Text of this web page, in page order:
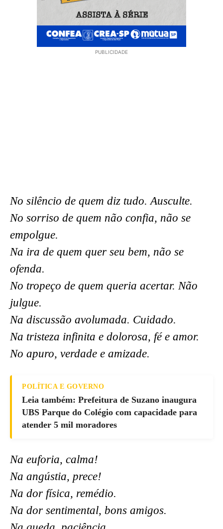
PUBLICIDADE
No silêncio de quem diz tudo. Ausculte.
No sorriso de quem não confia, não se
empolgue.
Na ira de quem quer seu bem, não se
ofenda.
No tropeço de quem queria acertar. Não
julgue.
Na discussão avolumada. Cuidado.
Na tristeza infinita e dolorosa, fé e amor.
No apuro, verdade e amizade.
POLÍTICA E GOVERNO
Leia também: Prefeitura de Suzano inaugura
UBS Parque do Colégio com capacidade para
atender 5 mil moradores
Na euforia, calma!
Na angústia, prece!
Na dor física, remédio.
Na dor sentimental, bons amigos.